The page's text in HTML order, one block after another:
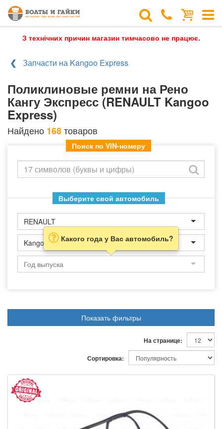
З технічних причин магазин тимчасово не працює.
Запчасти на Kangoo Express
Поликлиновые ремни на Рено
Кангу Экспресс (RENAULT Kangoo
Express)
Найдено 168товаров
Поиск по VIN-номеру
Выберите свой автомобиль
RENAULT
Kangoo ExpressКакого года у Вас автомобиль?
Показать фильтры
На странице:
Сортировка: